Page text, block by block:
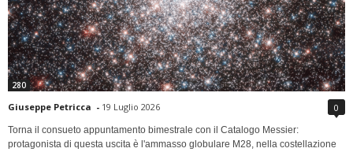
280
Giuseppe Petricca - 19 Luglio 2026 0
Torna il consueto appuntamento bimestrale con il Catalogo Messier:
protagonista di questa uscita è l'ammasso globulare M28, nella costellazione